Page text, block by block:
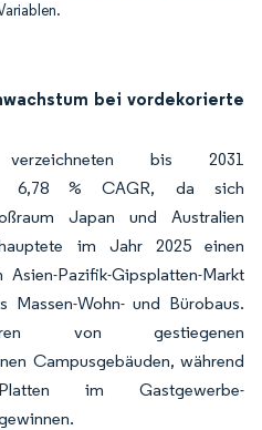
bei vordekorierte
bis 2031
6,78 % CAGR, da sich
Japan und Australien
im Jahr 2025 einen
Pazifik-Gipsplatten-Markt
Wohn- und Bürobaus.
von gestiegenen
Campusgebäuden, während
Platten im Gastgewerbe-